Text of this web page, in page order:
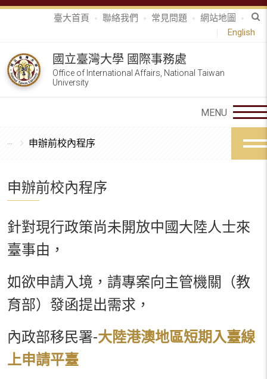
臺大首頁 聯絡我們 常見問題
網站地圖
English
國立臺灣大學 國際事務處
Office of International Affairs, National Taiwan
University
申辦前校內程序
申辦前校內程序
針對現行政策尚未開放中國大陸人士來
臺事由，
如欲申請入境，請專案向主管機關（教
育部）發函提出需求，
內政部移民署-大陸港澳地區短期入臺線
上申請平臺